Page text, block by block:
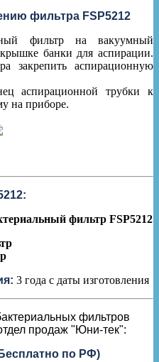
фильтра FSP5212
фильтр на вакуумный
банки для аспирации.
закрепить аспирационную
аспирационной трубки к
на приборе.
3 года с даты изготовления
фильтров
продаж "Юни-тек":
по РФ)